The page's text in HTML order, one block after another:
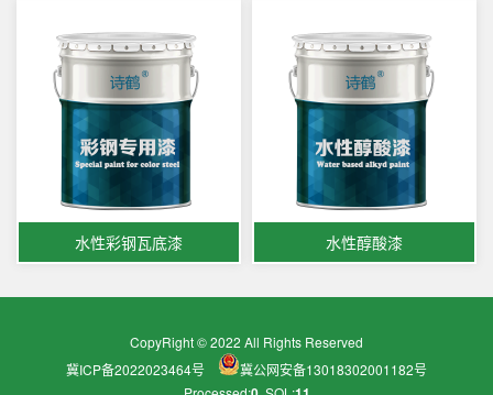
水性彩钢瓦底漆 水性醇酸漆
CopyRight © 2022 All Rights Reserved
冀ICP备2022023464号
冀公网安备13018302001182号